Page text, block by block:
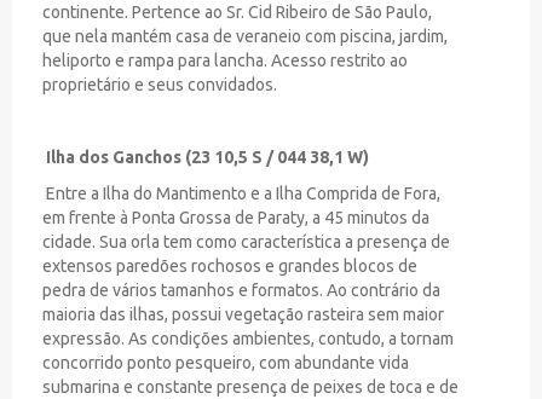
continente. Pertence ao Sr. Cid Ribeiro de São Paulo,
que nela mantém casa de veraneio com piscina, jardim,
heliporto e rampa para lancha. Acesso restrito ao
proprietário e seus convidados.
Ilha dos Ganchos (23 10,5 S / 044 38,1 W)
Entre a Ilha do Mantimento e a Ilha Comprida de Fora,
em frente à Ponta Grossa de Paraty, a 45 minutos da
cidade. Sua orla tem como característica a presença de
extensos paredões rochosos e grandes blocos de
pedra de vários tamanhos e formatos. Ao contrário da
maioria das ilhas, possui vegetação rasteira sem maior
expressão. As condições ambientes, contudo, a tornam
concorrido ponto pesqueiro, com abundante vida
submarina e constante presença de peixes de toca e de